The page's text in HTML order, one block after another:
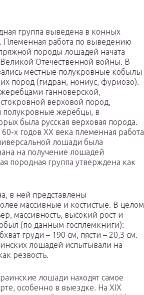
группа выведена в конных
Племенная работа по выведению
породы лошадей начата
Отечественной войны. В
местные полукровные кобылы
пород (гидран, нониус, фуриозо).
ганноверской,
верховой пород,
полукровные жеребцы, в
была русская верховая порода.
х годов ХХ века племенная работа
лошади была
на получение лошадей
породная группа утверждена как
в ней представлены
массивные и костистые. В целом
массивность, высокий рост и
(по данным госплемкниги):
груди – 190 см, пясти – 20,3 см.
лошадей испытывали на
резвость.
лошади находят самое
особенно в выездке. На XIX